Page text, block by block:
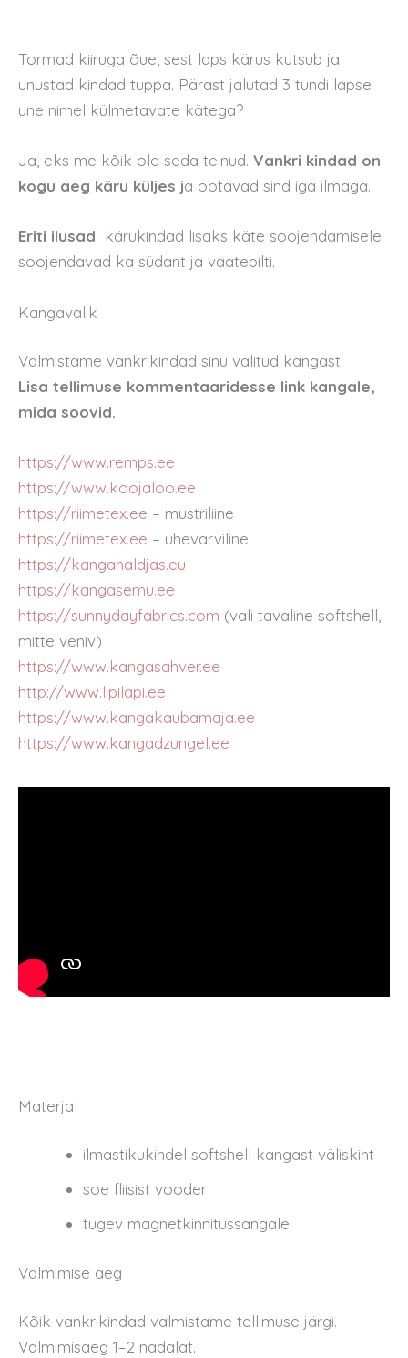
Tormad kiiruga õue, sest laps kärus kutsub ja
unustad kindad tuppa. Pärast jalutad 3 tundi lapse
une nimel külmetavate kätega?
Ja, eks me kõik ole seda teinud. Vankri kindad on
kogu aeg käru küljes ja ootavad sind iga ilmaga.
Eriti ilusad kärukindad lisaks käte soojendamisele
soojendavad ka südant ja vaatepilti.
Kangavalik
Valmistame vankrikindad sinu valitud kangast.
Lisa tellimuse kommentaaridesse link kangale,
mida soovid.
https://www.remps.ee
https://www.koojaloo.ee
https://riimetex.ee – mustriliine
https://riimetex.ee – ühevärviline
https://kangahaldjas.eu
https://kangasemu.ee
https://sunnydayfabrics.com (vali tavaline softshell,
mitte veniv)
https://www.kangasahver.ee
http://www.lipilapi.ee
https://www.kangakaubamaja.ee
https://www.kangadzungel.ee
Materjal
ilmastikukindel softshell kangast väliskiht
soe fliisist vooder
tugev magnetkinnitussangale
Valmimise aeg
Kõik vankrikindad valmistame tellimuse järgi.
Valmimisaeg 1–2 nädalat.